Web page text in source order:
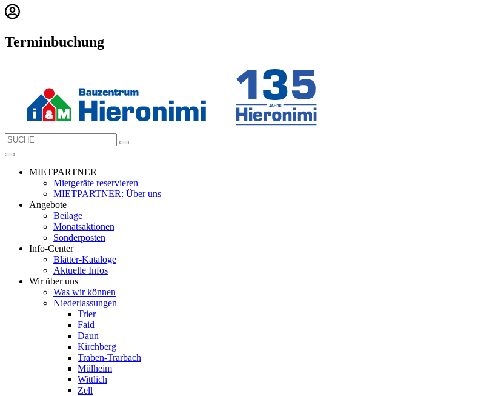
Terminbuchung
MIETPARTNER
Mietgeräte reservieren
MIETPARTNER: Über uns
Angebote
Beilage
Monatsaktionen
Sonderposten
Info-Center
Blätter-Kataloge
Aktuelle Infos
Wir über uns
Was wir können
Niederlassungen
Trier
Faid
Daun
Kirchberg
Traben-Trarbach
Mülheim
Wittlich
Zell